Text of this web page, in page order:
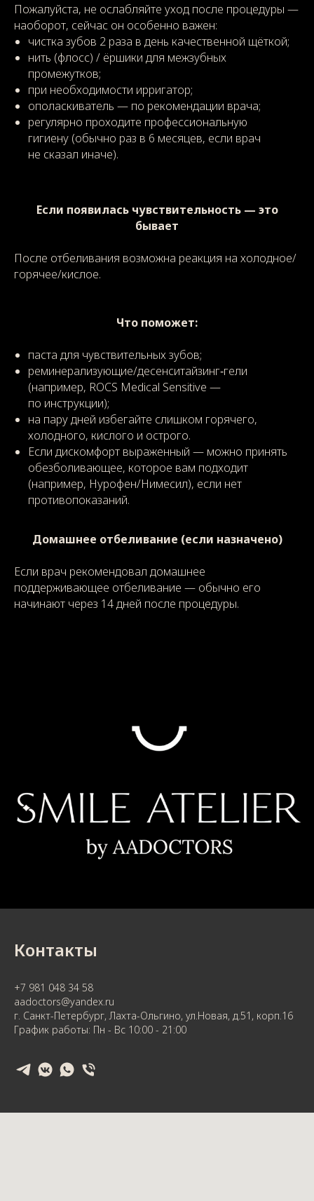
Пожалуйста, не ослабляйте уход после процедуры —
наоборот, сейчас он особенно важен:
чистка зубов 2 раза в день качественной щёткой;
нить (флосс) / ёршики для межзубных
промежутков;
при необходимости ирригатор;
ополаскиватель — по рекомендации врача;
регулярно проходите профессиональную
гигиену (обычно раз в 6 месяцев, если врач
не сказал иначе).
Если появилась чувствительность — это
бывает
После отбеливания возможна реакция на холодное/
горячее/кислое.
Что поможет:
паста для чувствительных зубов;
реминерализующие/десенситайзинг‑гели
(например, ROCS Medical Sensitive —
по инструкции);
на пару дней избегайте слишком горячего,
холодного, кислого и острого.
Если дискомфорт выраженный — можно принять
обезболивающее, которое вам подходит
(например, Нурофен/Нимесил), если нет
противопоказаний.
Домашнее отбеливание (если назначено)
Если врач рекомендовал домашнее
поддерживающее отбеливание — обычно его
начинают через 14 дней после процедуры.
Контакты
+7 981 048 34 58
aadoctors@yandex.ru
г. Санкт-Петербург, Лахта-Ольгино, ул.Новая, д.51, корп.16
График работы: Пн - Вс 10:00 - 21:00